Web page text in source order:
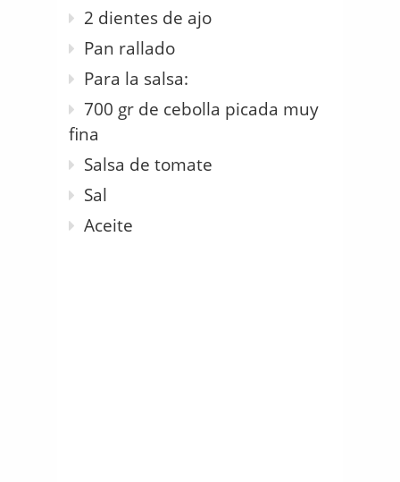
2 dientes de ajo
Pan rallado
Para la salsa:
700 gr de cebolla picada muy
fina
Salsa de tomate
Sal
Aceite